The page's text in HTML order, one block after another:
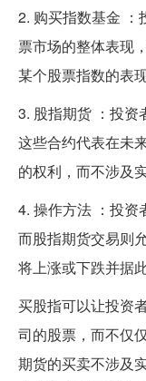
2. 购买指数基金 ：
票市场的整体表现
某个股票指数的表现
3. 股指期货 ：投资
这些合约代表在未
的权利，而不涉及
4. 操作方法 ：投资
而股指期货交易则
将上涨或下跌并据
买股指可以让投资
司的股票，而不仅
期货的买卖不涉及